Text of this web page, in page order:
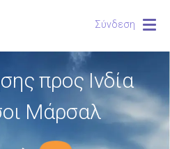
Σύνδεση
προς Ινδία
Μάρσαλ